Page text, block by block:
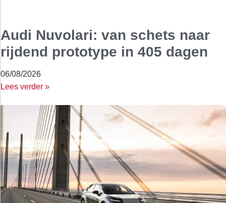
Audi Nuvolari: van schets naar
rijdend prototype in 405 dagen
06/08/2026
Lees verder »